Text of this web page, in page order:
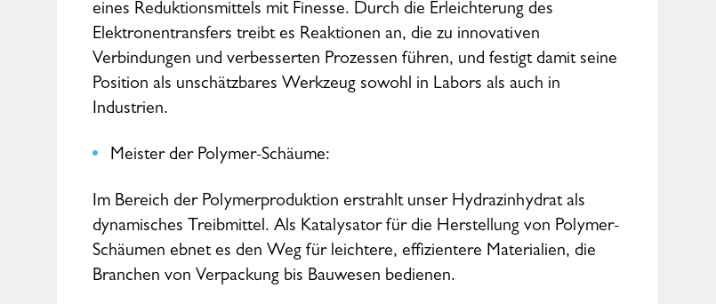
eines Reduktionsmittels mit Finesse. Durch die Erleichterung des
Elektronentransfers treibt es Reaktionen an, die zu innovativen
Verbindungen und verbesserten Prozessen führen, und festigt damit seine
Position als unschätzbares Werkzeug sowohl in Labors als auch in
Industrien.
Meister der Polymer-Schäume:
Im Bereich der Polymerproduktion erstrahlt unser Hydrazinhydrat als
dynamisches Treibmittel. Als Katalysator für die Herstellung von Polymer-
Schäumen ebnet es den Weg für leichtere, effizientere Materialien, die
Branchen von Verpackung bis Bauwesen bedienen.